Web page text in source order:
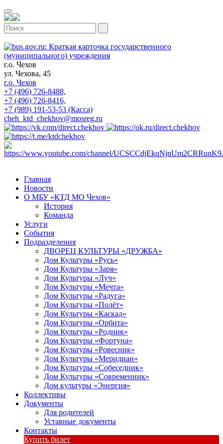
г.о. Чехов
ул. Чехова, 45
г.о. Чехов
+7 (496) 726-8488,
+7 (496) 726-8416,
+7 (989) 191-53-53 (Касса)
cheh_ktd_chekhov@mosreg.ru
Главная
Новости
О МБУ «КТД МО Чехов»
История
Команда
Услуги
События
Подразделения
ДВОРЕЦ КУЛЬТУРЫ «ДРУЖБА»
Дом Культуры «Русь»
Дом Культуры «Заря»
Дом Культуры «Луч»
Дом Культуры «Мечта»
Дом Культуры «Радуга»
Дом Культуры «Полёт»
Дом Культуры «Каскад»
Дом Культуры «Орбита»
Дом Культуры «Родник»
Дом Культуры «Фортуна»
Дом Культуры «Ровесник»
Дом Культуры «Меридиан»
Дом Культуры «Собеседник»
Дом Культуры «Современник»
Дом культуры «Энергия»
Коллективы
Документы
Для родителей
Уставные документы
Контакты
Купить билет